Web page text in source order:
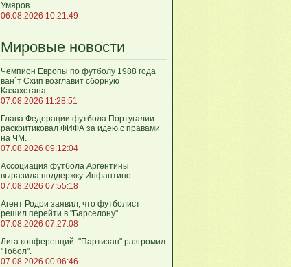
Умяров.
06.08.2026 10:21:49
Мировые новости
Чемпион Европы по футболу 1988 года
ван`т Схип возглавит сборную
Казахстана.
07.08.2026 11:28:51
Глава Федерации футбола Португалии
раскритиковал ФИФА за идею с правами
на ЧМ.
07.08.2026 09:12:04
Ассоциация футбола Аргентины
выразила поддержку Инфантино.
07.08.2026 07:55:18
Агент Родри заявил, что футболист
решил перейти в "Барселону".
07.08.2026 07:27:08
Лига кoнференций. "Партизан" разгромил
"Тобол".
07.08.2026 00:06:46